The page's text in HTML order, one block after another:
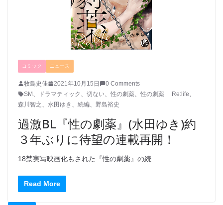
コミック ニュース
牧島史佳 2021年10月15日
0 Comments
SM、 ドラマティック 、 切ない、 性の劇薬、 性の劇薬 Re:life、
森川智之 、 水田ゆき 、 続編、 野島裕史
過激BL『性の劇薬』(水田ゆき)約
３年ぶりに待望の連載再開！
18禁実写映画化もされた『性の劇薬』の続
Read More